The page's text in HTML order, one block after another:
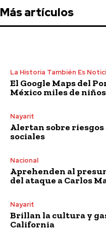
Más artículos
La Historia También Es
El Google Maps del
México miles de
Nayarit
Alertan sobre riesgos
sociales
Nacional
Aprehenden al
del ataque a Carlos
Nayarit
Brillan la cultura y
California